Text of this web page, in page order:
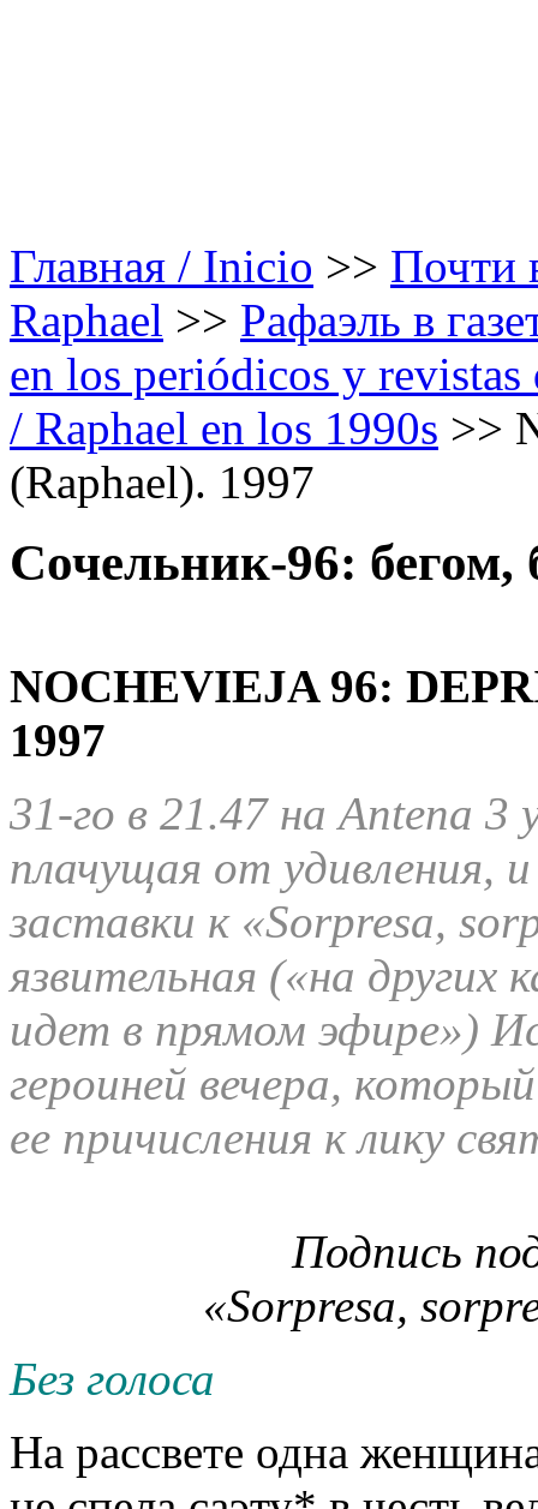
Главная / Inicio >> Почти
Raphael >> Рафаэль в
en los periódicos y
/ Raphael en los 1990s >>
(Raphael). 1997
Сочельник-96: бегом,
NOCHEVIEJA 96:
1997
31-го в 21.47 на Antena
плачущая от удивления,
заставки к «Sorpresa,
язвительная («на других
идет в прямом эфире»)
героиней вечера,
ее причисления к лику
Подпись
«Sorpresa,
Без голоса
На рассвете одна